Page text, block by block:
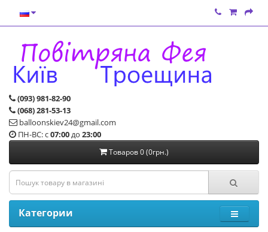
(093) 981-82-90
(068) 281-53-13
balloonskiev24@gmail.com
ПН-ВС: с07:00до 23:00
Товаров 0 (0грн.)
Категории